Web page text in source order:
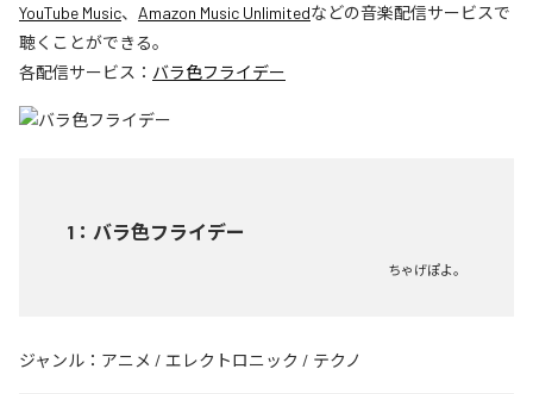
YouTube Music、 Amazon Music Unlimitedなどの音楽配信サービスで
聴くことができる。
各配信サービス： バラ色フライデー
1 ： バラ色フライデー
ちゃげぽよ。
ジャンル： アニメ / エレクトロニック / テクノ